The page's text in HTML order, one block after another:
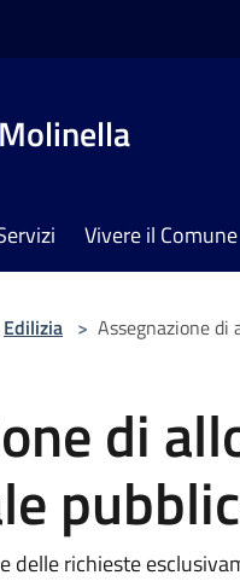
Vivere il Comune
Edilizia > Assegnazione di
di
delle richieste